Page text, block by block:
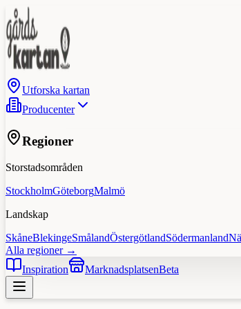
Utforska kartan
Producenter
Regioner
Storstadsområden
StockholmGöteborgMalmö
Landskap
SkåneBlekingeSmålandÖstergötlandSödermanland
Alla regioner →
Inspiration
MarknadsplatsenBeta